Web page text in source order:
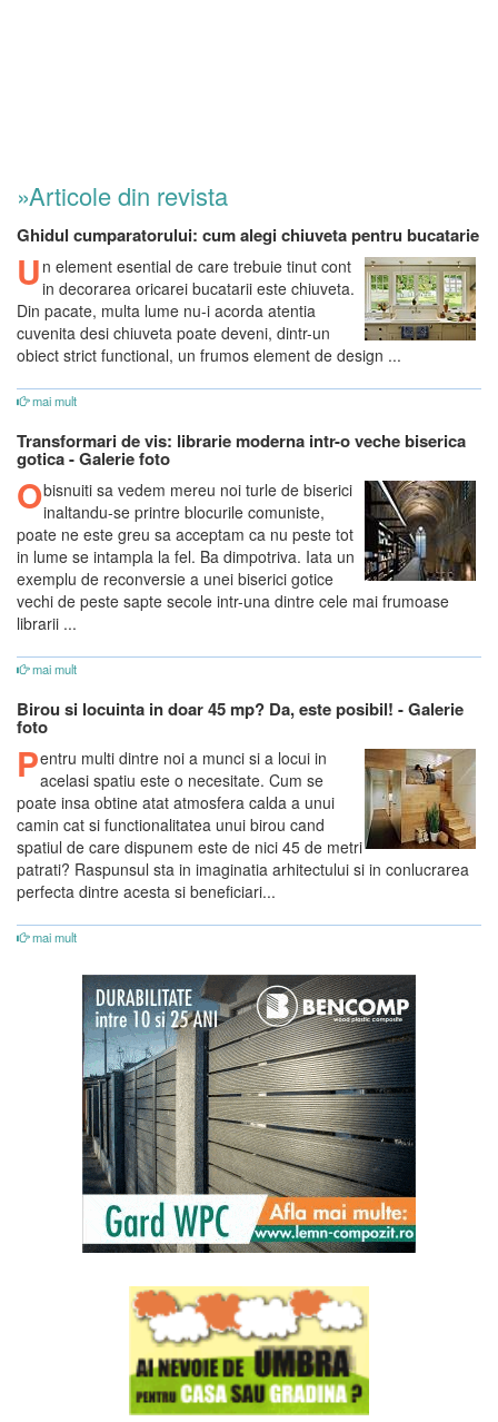
»Articole din revista
Ghidul cumparatorului: cum alegi chiuveta pentru bucatarie
U n element esential de care trebuie tinut cont
in decorarea oricarei bucatarii este chiuveta.
Din pacate, multa lume nu-i acorda atentia
cuvenita desi chiuveta poate deveni, dintr-un
obiect strict functional, un frumos element de design ...
mai mult
Transformari de vis: librarie moderna intr-o veche biserica
gotica - Galerie foto
Obisnuiti sa vedem mereu noi turle de biserici
inaltandu-se printre blocurile comuniste,
poate ne este greu sa acceptam ca nu peste tot
in lume se intampla la fel. Ba dimpotriva. Iata un
exemplu de reconversie a unei biserici gotice
vechi de peste sapte secole intr-una dintre cele mai frumoase
librarii ...
mai mult
Birou si locuinta in doar 45 mp? Da, este posibil! - Galerie
foto
Pentru multi dintre noi a munci si a locui in
acelasi spatiu este o necesitate. Cum se
poate insa obtine atat atmosfera calda a unui
camin cat si functionalitatea unui birou cand
spatiul de care dispunem este de nici 45 de metri
patrati? Raspunsul sta in imaginatia arhitectului si in conlucrarea
perfecta dintre acesta si beneficiari...
mai mult